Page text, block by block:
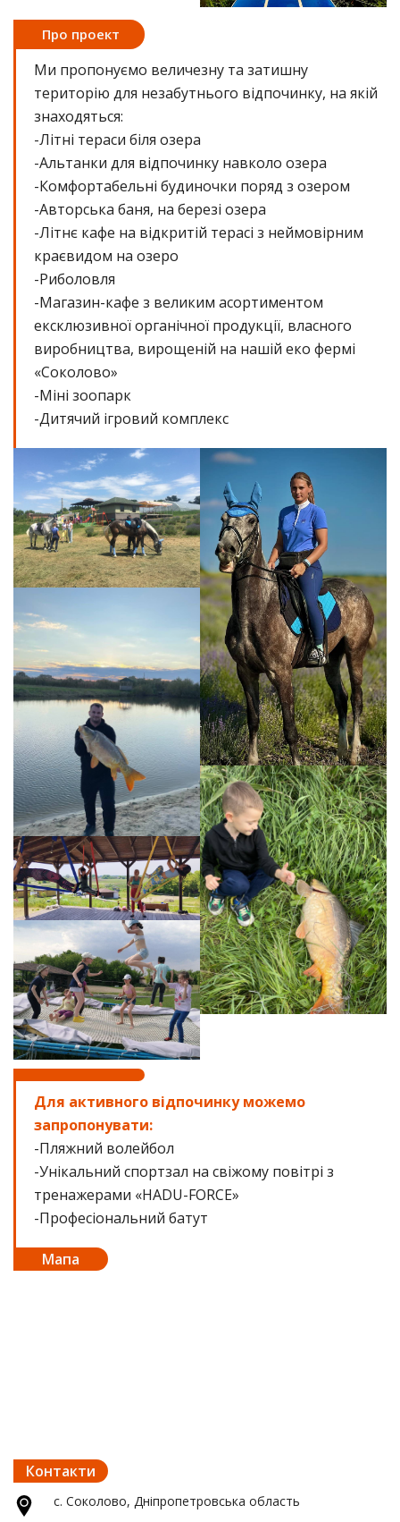
Про проект
Ми пропонуємо величезну та затишну
територію для незабутнього відпочинку, на якій
знаходяться:
-Літні тераси біля озера
-Альтанки для відпочинку навколо озера
-Комфортабельні будиночки поряд з озером
-Авторська баня, на березі озера
-Літнє кафе на відкритій терасі з неймовірним
краєвидом на озеро
-Риболовля
-Магазин-кафе з великим асортиментом
ексклюзивної органічної продукції, власного
виробництва, вирощеній на нашій еко фермі
«Соколово»
-Міні зоопарк
-Дитячий ігровий комплекс
Для активного відпочинку можемо
запропонувати:
-Пляжний волейбол
-Унікальний спортзал на свіжому повітрі з
тренажерами «HADU-FORCE»
-Професіональний батут
Мапа
Контакти
с. Соколово, Дніпропетровська область